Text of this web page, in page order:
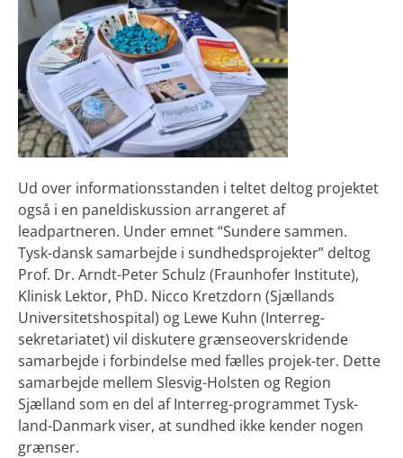
Ud over informationsstanden i teltet deltog projektet
også i en paneldiskussion arrangeret af
leadpartneren. Under emnet “Sundere sammen.
Tysk-dansk samarbejde i sundhedsprojekter” deltog
Prof. Dr. Arndt-Peter Schulz (Fraunhofer Institute),
Klinisk Lektor, PhD. Nicco Kretzdorn (Sjællands
Universitetshospital) og Lewe Kuhn (Interreg-
sekretariatet) vil diskutere grænseoverskridende
samarbejde i forbindelse med fælles projek-ter. Dette
samarbejde mellem Slesvig-Holsten og Region
Sjælland som en del af Interreg-programmet Tysk-
land-Danmark viser, at sundhed ikke kender nogen
grænser.